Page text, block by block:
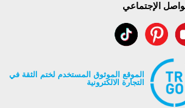
الإجتماعي
الموقع الموثوق المستخدم لختم الثقة في
التجارة الالكترونية